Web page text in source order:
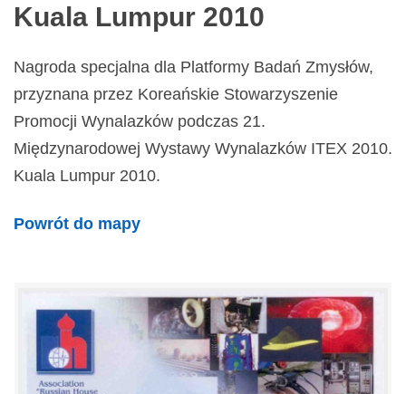
Kuala Lumpur 2010
Nagroda specjalna dla Platformy Badań Zmysłów,
przyznana przez Koreańskie Stowarzyszenie
Promocji Wynalazków podczas 21.
Międzynarodowej Wystawy Wynalazków ITEX 2010.
Kuala Lumpur 2010.
Powrót do mapy